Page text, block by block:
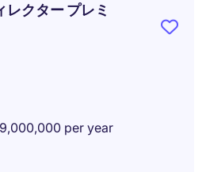
クター プレミ
per year